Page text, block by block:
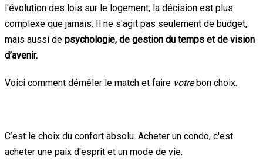
l'évolution des lois sur le logement, la décision est plus
complexe que jamais. Il ne s'agit pas seulement de budget,
mais aussi de psychologie, de gestion du temps et de vision
d’avenir.
Voici comment démêler le match et faire votrebon choix.
C’est le choix du confort absolu. Acheter un condo, c'est
acheter une paix d'esprit et un mode de vie.